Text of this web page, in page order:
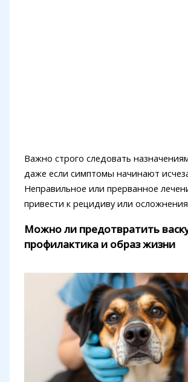
Важно строго следовать
даже если симптомы начинают
Неправильное или прерванное
привести к рецидиву или
Можно ли предотвратить
профилактика и образ жизни